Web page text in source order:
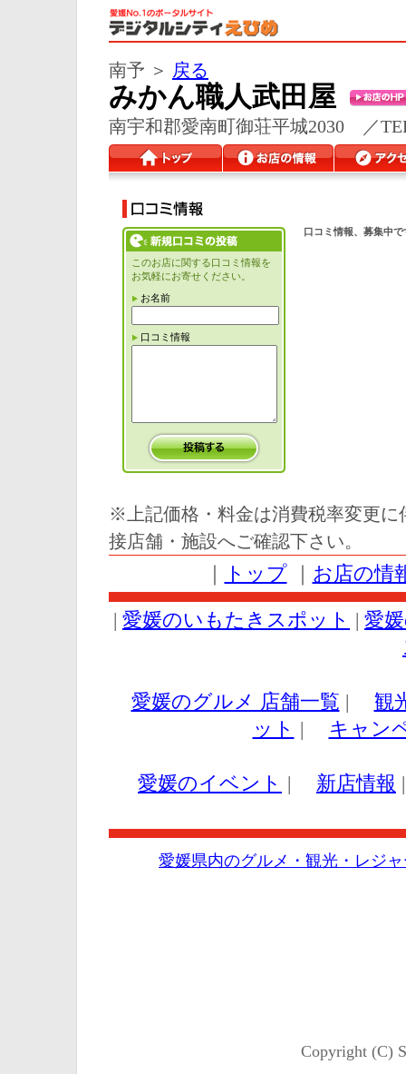
南予 ＞ 戻る
みかん職人武田屋
南宇和郡愛南町御荘平城2030 ／
このお店に関する口コミ情報を
お気軽にお寄せください。
お名前
口コミ情報
口コミ情報、募集中
※上記価格・料金は消費税率変更に
接店舗・施設へご確認下さい。
｜ トップ｜ お店の情
| 愛媛のいもたきスポット | 愛
愛媛のグルメ 店舗一覧 | 観
ット | キャン
愛媛のイベント | 新店情報
愛媛県内のグルメ・観光・レジ
Copyright (C)